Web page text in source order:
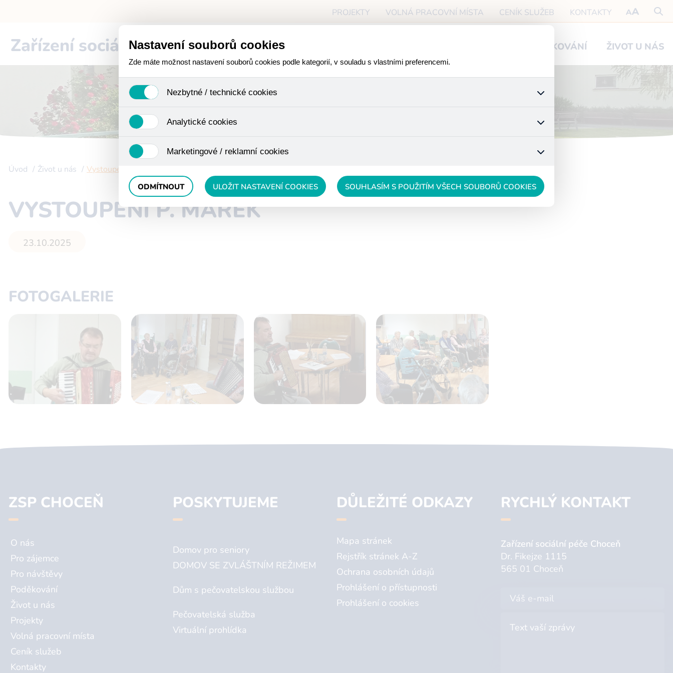
Zařízení sociální péčeChoceň
PROJEKTY VOLNÁ PRACOVNÍ MÍSTA CENÍK SLUŽEB KONTAKTY
PODĚKOVÁNÍ ŽIVOT U NÁS
Úvod Život u nás Vystoupení p. Marek
VYSTOUPENÍ P. MAREK
23.10.2025
FOTOGALERIE
ZSP CHOCEŇ
O nás
Pro zájemce
Pro návštěvy
Poděkování
Život u nás
Projekty
Volná pracovní místa
Ceník služeb
Kontakty
POSKYTUJEME
Domov pro seniory
DOMOV SE ZVLÁŠTNÍM REŽIMEM
Dům s pečovatelskou službou
Pečovatelská služba
Virtuální prohlídka
DŮLEŽITÉ ODKAZY
Mapa stránek
Rejstřík stránek A-Z
Ochrana osobních údajů
Prohlášení o přístupnosti
Prohlášení o cookies
RYCHLÝ KONTAKT
Zařízení sociální péče Choceň
Dr. Fikejze 1115
565 01 Choceň
Nastavení souborů cookies
Zde máte možnost nastavení souborů cookies podle kategorií, v souladu s vlastními preferencemi.
Nezbytné / technické cookies
funkcí. Používají se mimo jiné k ukládání produktů v nákupním košíku, ovládání filtrů a také nastavení souhlasu s
Analytické cookies
anonymizaci se již nejedná o osobní údaje, protože anonymizované cookies nelze přiřadit konkrétnímu uživateli.
Marketingové / reklamní cookies
ODMÍTNOUT ULOŽIT NASTAVENÍ COOKIES SOUHLASÍM S POUŽITÍM VŠECH SOUBORŮ COOKIES